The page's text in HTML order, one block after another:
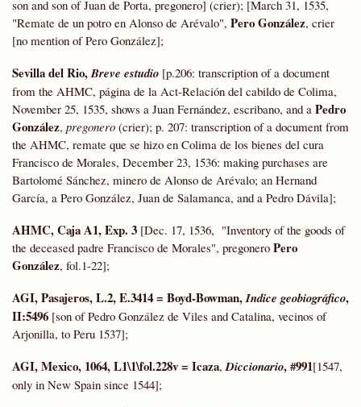
son and son of Juan de Porta, pregonero] (crier); [March 31, 1535,
"Remate de un potro en Alonso de Arévalo", Pero González, crier
[no mention of Pero González];
Sevilla del Rio,Breve estudio [p.206: transcription of a document
from the AHMC, página de la Act-Relación del cabildo de Colima,
November 25, 1535, shows a Juan Fernández, escribano, and a Pedro
González, pregonero (crier); p. 207: transcription of a document from
the AHMC, remate que se hizo en Colima de los bienes del cura
Francisco de Morales, December 23, 1536: making purchases are
Bartolomé Sánchez, minero de Alonso de Arévalo; an Hernand
García, a Pero González, Juan de Salamanca, and a Pedro Dávila];
AHMC, Caja A1, Exp. 3 [Dec. 17, 1536, "Inventory of the goods of
the deceased padre Francisco de Morales", pregonero Pero
González, fol.1-22];
AGI, Pasajeros, L.2, E.3414 = Boyd-Bowman,Indice geobiográfico,
II:5496 [son of Pedro González de Viles and Catalina, vecinos of
Arjonilla, to Peru 1537];
AGI, Mexico, 1064, L1\1\fol.228v = Icaza, Diccionario, #991[1547,
only in New Spain since 1544];